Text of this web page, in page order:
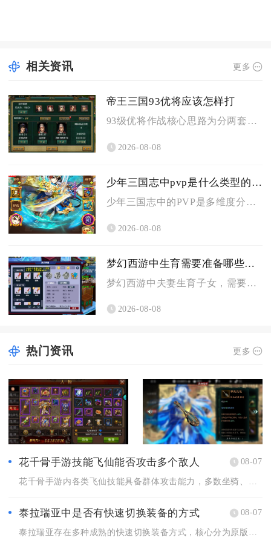
相关资讯 更多
帝王三国93优将应该怎样打
93级优将作战核心思路为分两套成型阵容，刷黄练级选用智步搭配...
2026-08-08
少年三国志中pvp是什么类型的游戏
少年三国志中的PVP是多维度分层的玩家实时异步卡牌策略对战类...
2026-08-08
梦幻西游中生育需要准备哪些条件
梦幻西游中夫妻生育子女，需要备好专属房屋、达标角色等级与夫妻...
2026-08-08
热门资讯 更多
花千骨手游技能飞仙能否攻击多个敌人 08-07
泰拉瑞亚中是否有快速切换装备的方式 08-07